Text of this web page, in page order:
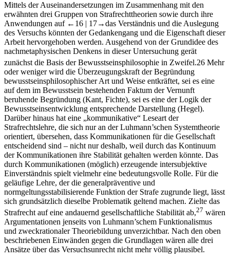
Mittels der Auseinandersetzungen im Zusammenhang mit den
erwähnten drei Gruppen von Strafrechttheorien sowie durch ihre
Anwendungen auf ←16 | 17→das Verständnis und die Auslegung
des Versuchs könnten der Gedankengang und die Eigenschaft dieser
Arbeit hervorgehoben werden. Ausgehend von der Grundidee des
nachmetaphysischen Denkens in dieser Untersuchung gerät
zunächst die Basis der Bewusstseinsphilosophie in Zweifel.26 Mehr
oder weniger wird die Überzeugungskraft der Begründung
bewusstseinsphilosophischer Art und Weise entkräftet, sei es eine
auf dem im Bewusstsein bestehenden Faktum der Vernunft
beruhende Begründung (Kant, Fichte), sei es eine der Logik der
Bewusstseinsentwicklung entsprechende Darstellung (Hegel).
Darüber hinaus hat eine „kommunikative“ Leseart der
Strafrechtslehre, die sich nur an derLuhmann’schen Systemtheorie
orientiert, übersehen, dass Kommunikationen für die Gesellschaft
entscheidend sind – nicht nur deshalb, weil durch das Kontinuum
der Kommunikationen ihre Stabilität gehalten werden könnte. Das
durch Kommunikationen (möglich) erzeugende intersubjektive
Einverständnis spielt vielmehr eine bedeutungsvolle Rolle. Für die
geläufige Lehre, der die generalpräventive und
normgeltungsstabilisierende Funktion der Strafe zugrunde liegt, lässt
sich grundsätzlich dieselbe Problematik geltend machen. Zielte das
Strafrecht auf eine andauernd gesellschaftliche Stabilität ab,27 wären
Argumentationen jenseits von Luhmann’schem Funktionalismus
und zweckrationaler Theoriebildung unverzichtbar. Nach den oben
beschriebenen Einwänden gegen die Grundlagen wären alle drei
Ansätze über das Versuchsunrecht nicht mehr völlig plausibel.